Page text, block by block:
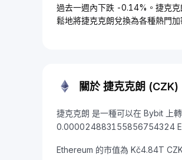
過去一週內下跌 -0.14%。捷克克
鬆地將捷克克朗兌換為各種熱門加
關於 捷克克朗 (CZK)
捷克克朗 是一種可以在 Bybit 上
0.000024883155856754324
Ethereum 的市值為 Kč4.84T